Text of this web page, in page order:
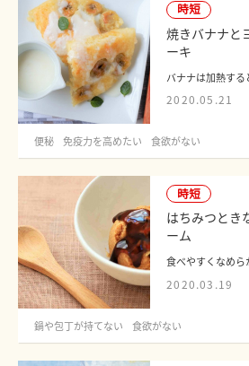
時短
焼きバナナと
ーキ
2020.05.21
便秘 免疫力を高めたい 食欲がない
時短
はちみつとき
ーム
2020.03.19
鍋や包丁が持てない 食欲がない